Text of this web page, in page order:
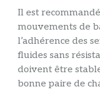
Il est
mouvements de
l’adhérence des
fluides sans
doivent être
bonne paire de